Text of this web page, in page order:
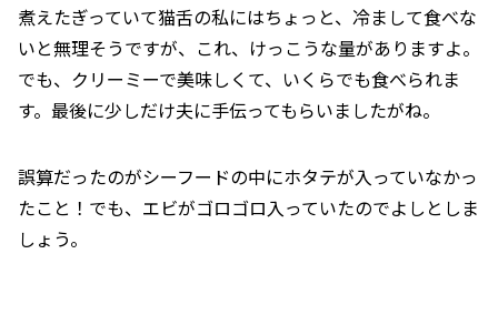
煮えたぎっていて猫舌の私にはちょっと、冷まして食べな
いと無理そうですが、これ、けっこうな量がありますよ。
でも、クリーミーで美味しくて、いくらでも食べられま
す。最後に少しだけ夫に手伝ってもらいましたがね。
誤算だったのがシーフードの中にホタテが入っていなかっ
たこと！でも、エビがゴロゴロ入っていたのでよしとしま
しょう。